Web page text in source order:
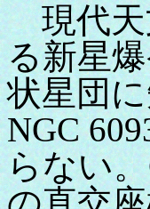
現代天
る新星
状星団
NGC
らない